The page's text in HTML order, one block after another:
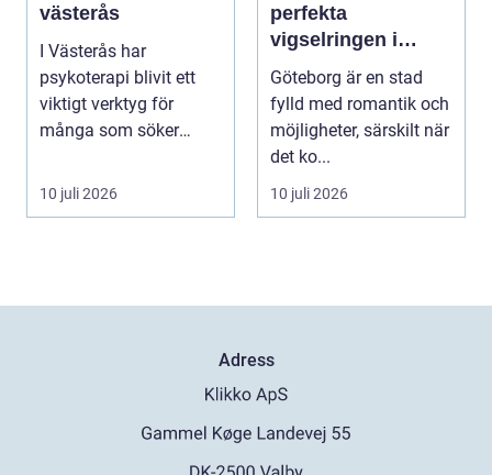
västerås
I Västerås har
psykoterapi blivit ett
viktigt verktyg för
många som söker
i liv...
10 juli 2026
perfekta
vigselringen i
Göteborg
Göteborg är en stad
fylld med romantik och
möjligheter, särskilt när
det ko...
10 juli 2026
Adress